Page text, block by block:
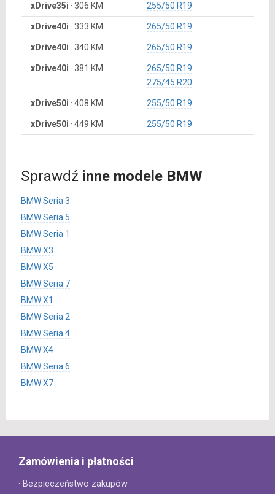
xDrive35i · 306 KM 255/50 R19
xDrive40i · 333 KM 265/50 R19
xDrive40i · 340 KM 265/50 R19
xDrive40i · 381 KM
265/50 R19
275/45 R20
xDrive50i · 408 KM 255/50 R19
xDrive50i · 449 KM 255/50 R19
Sprawdź inne modele BMW
BMW Seria 3
BMW Seria 5
BMW Seria 1
BMW X3
BMW X5
BMW Seria 7
BMW X1
BMW Seria 2
BMW Seria 4
BMW X4
BMW Seria 6
BMW X7
Zamówienia i płatności
· Bezpieczeństwo zakupów